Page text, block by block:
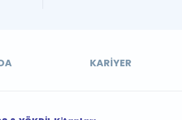
KARIYER